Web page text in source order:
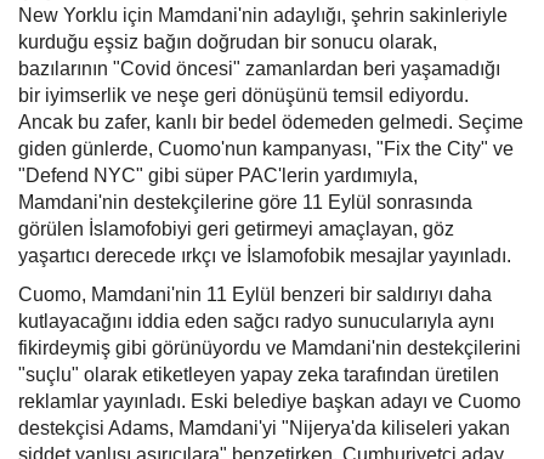
New Yorklu için Mamdani'nin adaylığı, şehrin sakinleriyle
kurduğu eşsiz bağın doğrudan bir sonucu olarak,
bazılarının "Covid öncesi" zamanlardan beri yaşamadığı
bir iyimserlik ve neşe geri dönüşünü temsil ediyordu.
Ancak bu zafer, kanlı bir bedel ödemeden gelmedi. Seçime
giden günlerde, Cuomo'nun kampanyası, "Fix the City" ve
"Defend NYC" gibi süper PAC'lerin yardımıyla,
Mamdani'nin destekçilerine göre 11 Eylül sonrasında
görülen İslamofobiyi geri getirmeyi amaçlayan, göz
yaşartıcı derecede ırkçı ve İslamofobik mesajlar yayınladı.
Cuomo, Mamdani'nin 11 Eylül benzeri bir saldırıyı daha
kutlayacağını iddia eden sağcı radyo sunucularıyla aynı
fikirdeymiş gibi görünüyordu ve Mamdani'nin destekçilerini
"suçlu" olarak etiketleyen yapay zeka tarafından üretilen
reklamlar yayınladı. Eski belediye başkan adayı ve Cuomo
destekçisi Adams, Mamdani'yi "Nijerya'da kiliseleri yakan
şiddet yanlısı aşırıcılara" benzetirken, Cumhuriyetçi aday